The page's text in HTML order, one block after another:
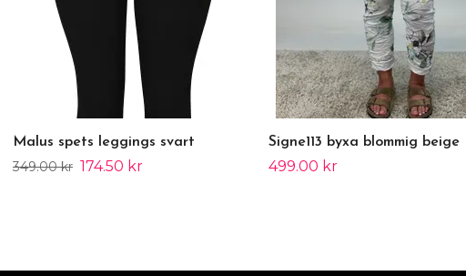
Malus spets leggings svart
349.00 kr 174.50 kr
Signe113 byxa blommig beige
499.00 kr